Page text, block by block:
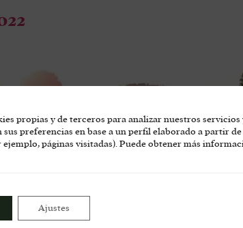
propias y de terceros para analizar nuestros
sus preferencias en base a un perfil elaborado a partir de
ejemplo, páginas visitadas). Puede obtener más
Ajustes